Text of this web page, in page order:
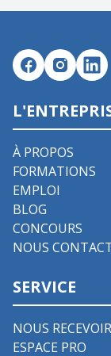
À PROPOS
FORMATIONS
EMPLOI
BLOG
CONCOURS
NOUS
SERVICE
NOUS RECEVOIR
ESPACE PRO